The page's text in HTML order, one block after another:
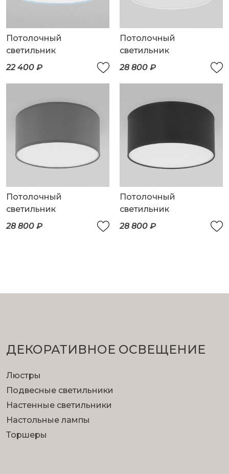
Потолочный
светильник
22 400 ₽
Потолочный
светильник
28 800 ₽
Потолочный
светильник
28 800 ₽
Потолочный
светильник
28 800 ₽
ДЕКОРАТИВНОЕ ОСВЕЩЕНИЕ
Люстры
Подвесные светильники
Настенные светильники
Настольные лампы
Торшеры